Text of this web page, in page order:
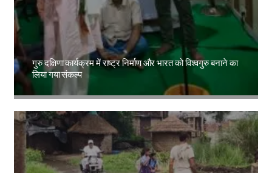
गुरु दक्षिणा कार्यक्रम में राष्ट्र निर्माण और भारत को विश्वगुरु बनाने का
लिया गया संकल्प